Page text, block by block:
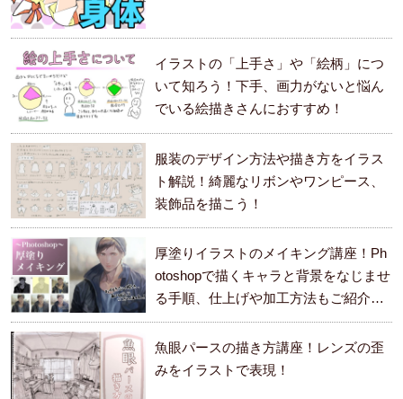
イラストの「上手さ」や「絵柄」につ
いて知ろう！下手、画力がないと悩ん
でいる絵描きさんにおすすめ！
服装のデザイン方法や描き方をイラス
ト解説！綺麗なリボンやワンピース、
装飾品を描こう！
厚塗りイラストのメイキング講座！Ph
otoshopで描くキャラと背景をなじませ
る手順、仕上げや加工方法もご紹介し
ます。
魚眼パースの描き方講座！レンズの歪
みをイラストで表現！